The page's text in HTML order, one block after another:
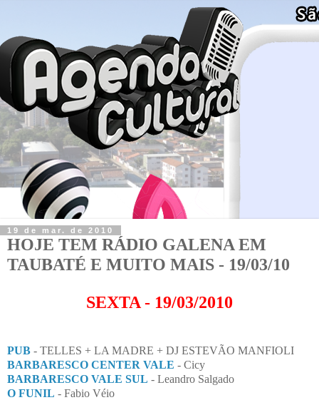
19 de mar. de 2010
HOJE TEM RÁDIO GALENA EM
TAUBATÉ E MUITO MAIS - 19/03/10
SEXTA - 19/03/2010
PUB - TELLES + LA MADRE + DJ ESTEVÃO MANFIOLI
BARBARESCO CENTER VALE - Cicy
BARBARESCO VALE SUL - Leandro Salgado
O FUNIL - Fabio Véio